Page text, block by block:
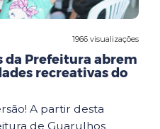
1966 visualizações
da Prefeitura abrem
recreativas do
A partir desta
de Guarulhos